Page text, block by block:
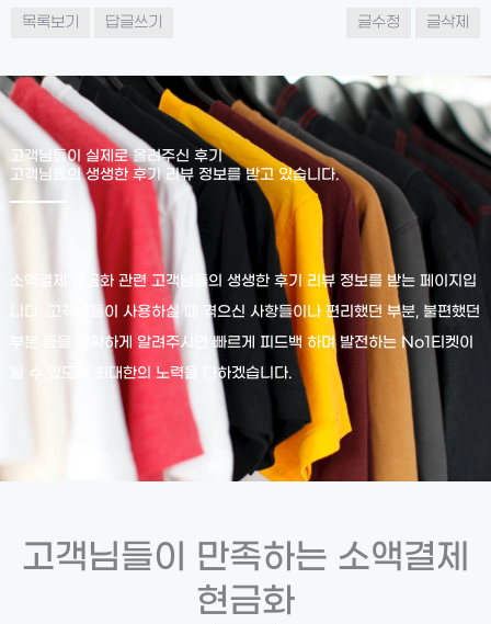
목록보기 답글쓰기 글수정 글삭제
고객님들이 실제로 올려주신 후기
고객님들의 생생한 후기 리뷰 정보를 받고 있습니다.
소액결제 현금화 관련 고객님들의 생생한 후기 리뷰 정보를 받는 페이지입
니다. 고객님들이 사용하실 때 겪으신 사항들이나 편리했던 부분, 불편했던
부분 등을 정확하게 알려주시면 빠르게 피드백 하며 발전하는 No1티켓이
될 수 있도록 최대한의 노력을 다하겠습니다.
고객님들이 만족하는 소액결제
현금화